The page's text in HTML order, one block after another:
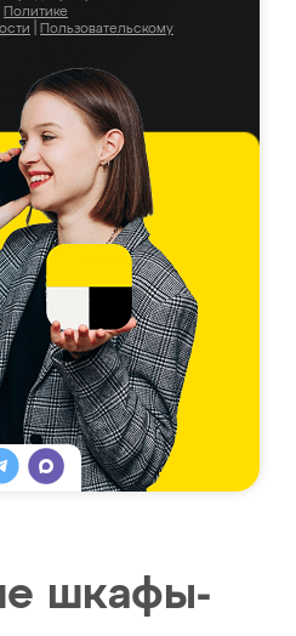
Политике
Пользовательскому
шкафы-